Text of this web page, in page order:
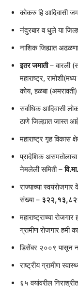
कोकरु हि आदिवासी
नंदुरबार व धुले या
नाशिक जिह्यात
इतर जमाती– वारली
महाराष्ट्र,
कोय, हळबा (अमरावती)
सर्वाधिक आदिवासी
ठाणे जिल्ह्यात जास्त
महाराष्ट्र गृह विकास
प्रादेशिक
नेमलेली समिती –
राज्याच्या
संख्या –
महाराष्ट्राच्या
ग्रामीण रोजगार हमी
डिसेंबर २००९ पासून
राष्ट्रीय ग्रामीण
६५ वयांवरील